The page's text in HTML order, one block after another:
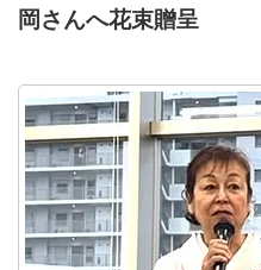
岡さんへ花束贈呈